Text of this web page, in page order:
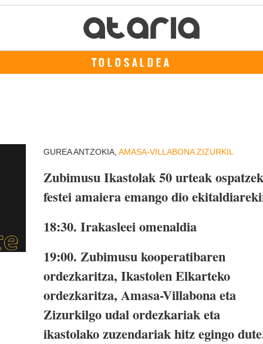
TOLOSALDEA
GUREA ANTZOKIA, AMASA-VILLABONA ZIZURKIL
Zubimusu Ikastolak 50 urteak
festei amaiera emango dio
18:30. Irakasleei omenaldia
19:00. Zubimusu kooperatibaren
ordezkaritza, Ikastolen Elkarteko
ordezkaritza, Amasa-Villabona eta
Zizurkilgo udal ordezkariak eta
ikastolako zuzendariak hitz egingo